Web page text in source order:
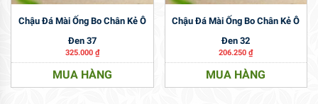
Chậu Đá Mài Ống Bo Chân Kẻ Ô
Đen 37
325.000 ₫
MUA HÀNG
Chậu Đá Mài Ống Bo Chân Kẻ Ô
Đen 32
206.250₫
MUA HÀNG